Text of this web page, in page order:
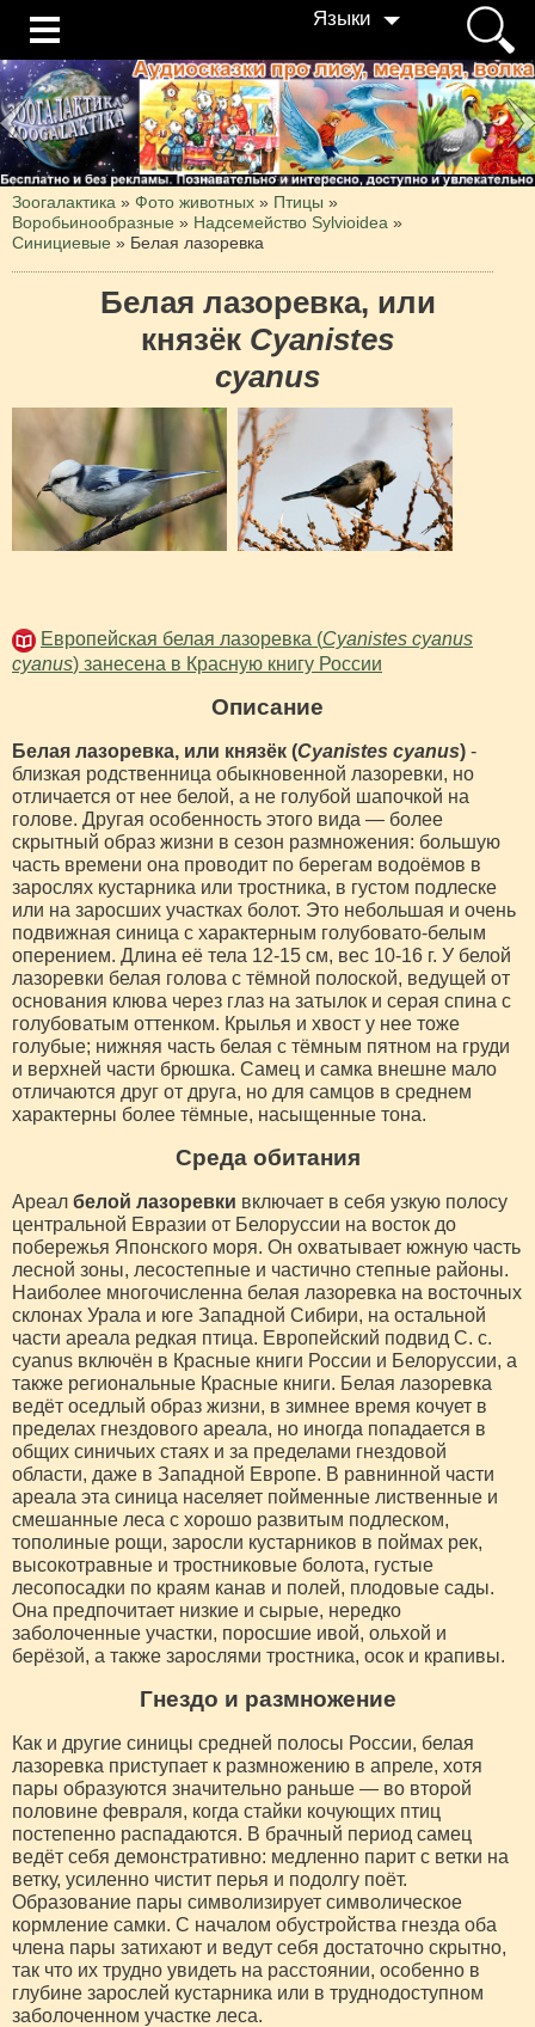
Языки
Зоогалактика » Фото животных » Птицы »
Воробьинообразные » Надсемейство Sylvioidea »
Синициевые » Белая лазоревка
Белая лазоревка, или
князёк Cyanistes
cyanus
Европейская белая лазоревка (Cyanistes cyanus
cyanus) занесена в Красную книгу России
Описание
Белая лазоревка, или князёк (Cyanistes cyanus) -
близкая родственница обыкновенной лазоревки, но
отличается от нее белой, а не голубой шапочкой на
голове. Другая особенность этого вида — более
скрытный образ жизни в сезон размножения: большую
часть времени она проводит по берегам водоёмов в
зарослях кустарника или тростника, в густом подлеске
или на заросших участках болот. Это небольшая и очень
подвижная синица с характерным голубовато-белым
оперением. Длина её тела 12-15 см, вес 10-16 г. У белой
лазоревки белая голова с тёмной полоской, ведущей от
основания клюва через глаз на затылок и серая спина с
голубоватым оттенком. Крылья и хвост у нее тоже
голубые; нижняя часть белая с тёмным пятном на груди
и верхней части брюшка. Самец и самка внешне мало
отличаются друг от друга, но для самцов в среднем
характерны более тёмные, насыщенные тона.
Среда обитания
Ареал белой лазоревки включает в себя узкую полосу
центральной Евразии от Белоруссии на восток до
побережья Японского моря. Он охватывает южную часть
лесной зоны, лесостепные и частично степные районы.
Наиболее многочисленна белая лазоревка на восточных
склонах Урала и юге Западной Сибири, на остальной
части ареала редкая птица. Европейский подвид C. c.
cyanus включён в Красные книги России и Белоруссии, а
также региональные Красные книги. Белая лазоревка
ведёт оседлый образ жизни, в зимнее время кочует в
пределах гнездового ареала, но иногда попадается в
общих синичьих стаях и за пределами гнездовой
области, даже в Западной Европе. В равнинной части
ареала эта синица населяет пойменные лиственные и
смешанные леса с хорошо развитым подлеском,
тополиные рощи, заросли кустарников в поймах рек,
высокотравные и тростниковые болота, густые
лесопосадки по краям канав и полей, плодовые сады.
Она предпочитает низкие и сырые, нередко
заболоченные участки, поросшие ивой, ольхой и
берёзой, а также зарослями тростника, осок и крапивы.
Гнездо и размножение
Как и другие синицы средней полосы России, белая
лазоревка приступает к размножению в апреле, хотя
пары образуются значительно раньше — во второй
половине февраля, когда стайки кочующих птиц
постепенно распадаются. В брачный период самец
ведёт себя демонстративно: медленно парит с ветки на
ветку, усиленно чистит перья и подолгу поёт.
Образование пары символизирует символическое
кормление самки. С началом обустройства гнезда оба
члена пары затихают и ведут себя достаточно скрытно,
так что их трудно увидеть на расстоянии, особенно в
глубине зарослей кустарника или в труднодоступном
заболоченном участке леса.